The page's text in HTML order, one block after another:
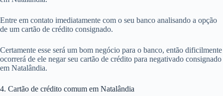
Entre em contato imediatamente com o seu banco analisando a opção
de um cartão de crédito consignado.
Certamente esse será um bom negócio para o banco, então dificilmente
ocorrerá de ele negar seu cartão de crédito para negativado consignado
em Natalândia.
4. Cartão de crédito comum em Natalândia